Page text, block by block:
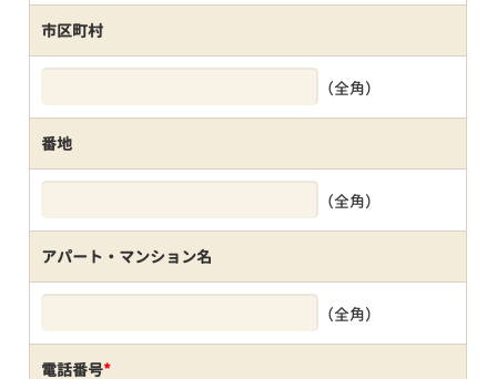
市区町村
（全角）
番地
（全角）
アパート・マンション名
（全角）
電話番号*